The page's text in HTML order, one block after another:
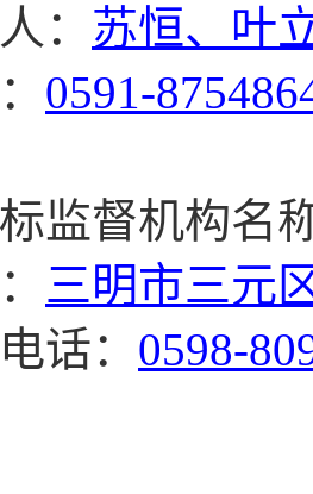
： 苏恒、 叶
0591-
监督机构名
三明市三元
话： 0598-